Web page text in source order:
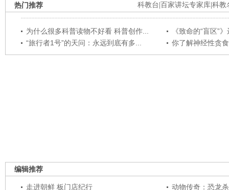
科教台 百家讲坛专家库 科教
热门推荐
为什么很多科普读物不好看 科普创作...
《致命的“盲区”
“旅行者1号”的天问：永远到底有多...
你了解神经性贪
编辑推荐
走进朝鲜 板门店纪行
动物传奇：恐龙